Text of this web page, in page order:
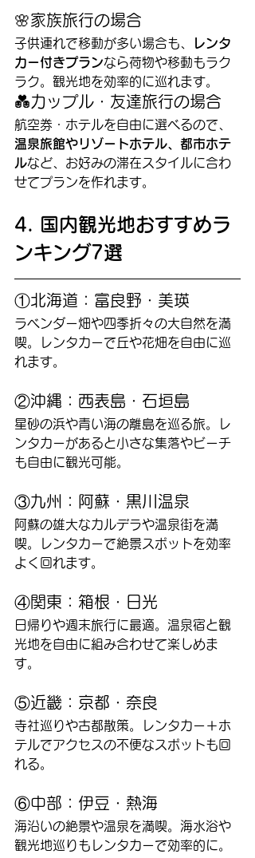
🌸家族旅行の場合
子供連れで移動が多い場合も、
レンタ
カー付きプランなら荷物や移動もラク
ラク。観光地を効率的に巡れます。
💑カップル・友達旅行の場合
航空券・ホテルを自由に選べるので、
温泉旅館やリゾートホテル、都市ホテ
ルなど、お好みの滞在スタイルに合わ
せてプランを作れます。
4. 国内観光地おすすめラ
ンキング7選
①北海道：富良野・美瑛
ラベンダー畑や四季折々の大自然を満
喫。レンタカーで丘や花畑を自由に巡
れます。
②沖縄：西表島・石垣島
星砂の浜や青い海の離島を巡る旅。レ
ンタカーがあると小さな集落やビーチ
も自由に観光可能。
③九州：阿蘇・黒川温泉
阿蘇の雄大なカルデラや温泉街を満
喫。レンタカーで絶景スポットを効率
よく回れます。
④関東：箱根・日光
日帰りや週末旅行に最適。温泉宿と観
光地を自由に組み合わせて楽しめま
す。
⑤近畿：京都・奈良
寺社巡りや古都散策。レンタカー＋ホ
テルでアクセスの不便なスポットも回
れる。
⑥中部：伊豆・熱海
海沿いの絶景や温泉を満喫。海水浴や
観光地巡りもレンタカーで効率的に。